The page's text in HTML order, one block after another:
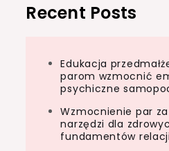
Recent Posts
Edukacja
parom wzmocnić
psychiczne
Wzmocnienie par
narzędzi dla
fundamentów relacji